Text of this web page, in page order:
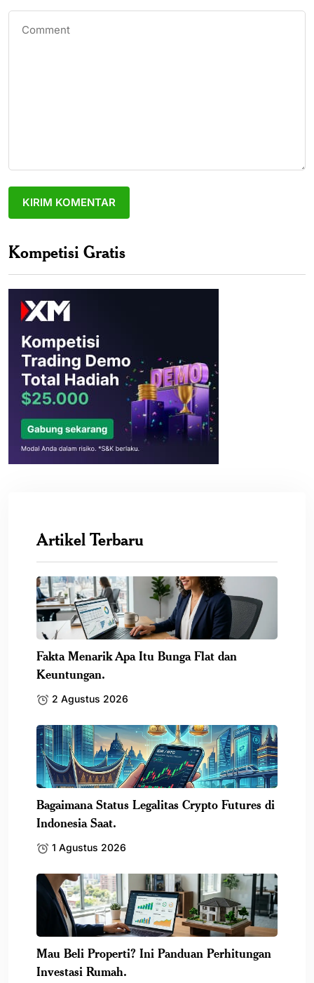
Kompetisi Gratis
Artikel Terbaru
Fakta Menarik Apa Itu Bunga Flat dan
Keuntungan.
2 Agustus 2026
Bagaimana Status Legalitas Crypto Futures di
Indonesia Saat.
1 Agustus 2026
Mau Beli Properti? Ini Panduan Perhitungan
Investasi Rumah.